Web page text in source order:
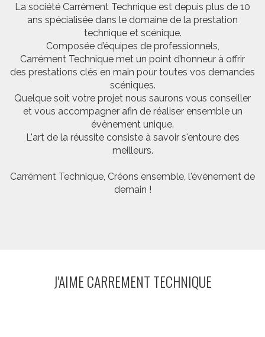
La société Carrément Technique est depuis plus de 10
ans spécialisée dans le domaine de la prestation
technique et scénique.
Composée d’équipes de professionnels,
Carrément Technique met un point d’honneur à offrir
des prestations clés en main pour toutes vos demandes
scéniques.
Quelque soit votre projet nous saurons vous conseiller
et vous accompagner afin de réaliser ensemble un
évènement unique.
L'art de la réussite consiste à savoir s'entoure des
meilleurs.
Carrément Technique, Créons ensemble, l'évènement de
demain !
J'AIME CARREMENT TECHNIQUE